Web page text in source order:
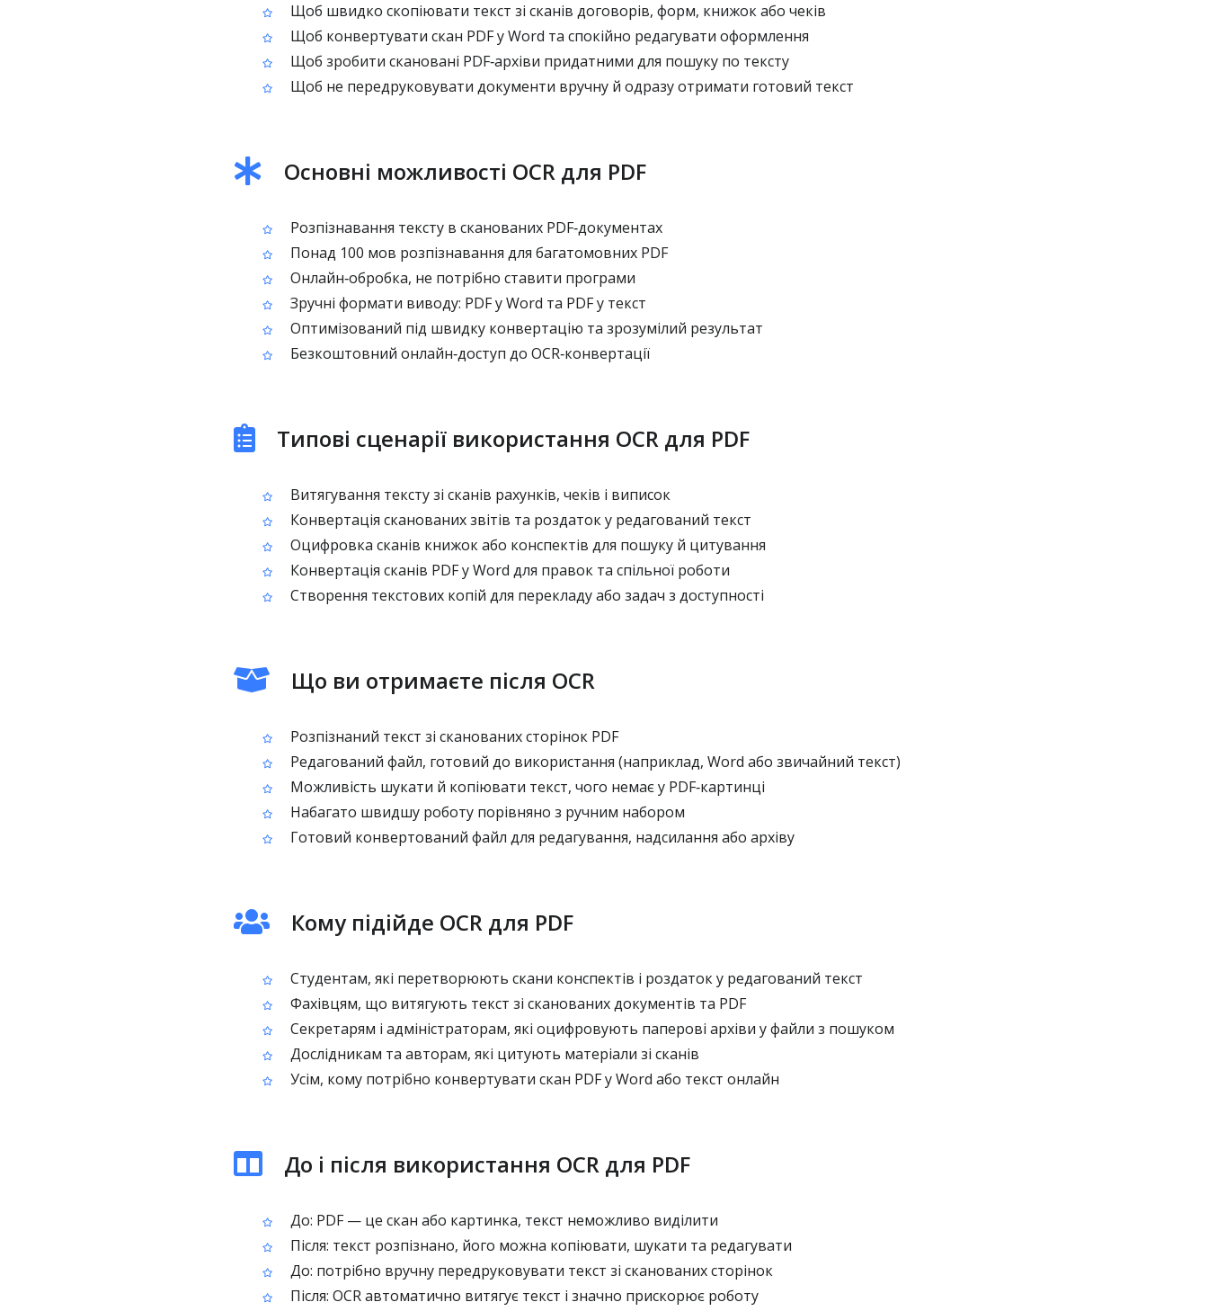
Щоб швидко скопіювати текст зі сканів договорів, форм, книжок або чеків
Щоб конвертувати скан PDF у Word та спокійно редагувати оформлення
Щоб зробити скановані PDF‑архіви придатними для пошуку по тексту
Щоб не передруковувати документи вручну й одразу отримати готовий текст
Основні можливості OCR для PDF
Розпізнавання тексту в сканованих PDF‑документах
Понад 100 мов розпізнавання для багатомовних PDF
Онлайн‑обробка, не потрібно ставити програми
Зручні формати виводу: PDF у Word та PDF у текст
Оптимізований під швидку конвертацію та зрозумілий результат
Безкоштовний онлайн‑доступ до OCR‑конвертації
Типові сценарії використання OCR для PDF
Витягування тексту зі сканів рахунків, чеків і виписок
Конвертація сканованих звітів та роздаток у редагований текст
Оцифровка сканів книжок або конспектів для пошуку й цитування
Конвертація сканів PDF у Word для правок та спільної роботи
Створення текстових копій для перекладу або задач з доступності
Що ви отримаєте після OCR
Розпізнаний текст зі сканованих сторінок PDF
Редагований файл, готовий до використання (наприклад, Word або звичайний текст)
Можливість шукати й копіювати текст, чого немає у PDF‑картинці
Набагато швидшу роботу порівняно з ручним набором
Готовий конвертований файл для редагування, надсилання або архіву
Кому підійде OCR для PDF
Студентам, які перетворюють скани конспектів і роздаток у редагований текст
Фахівцям, що витягують текст зі сканованих документів та PDF
Секретарям і адміністраторам, які оцифровують паперові архіви у файли з пошуком
Дослідникам та авторам, які цитують матеріали зі сканів
Усім, кому потрібно конвертувати скан PDF у Word або текст онлайн
До і після використання OCR для PDF
До: PDF — це скан або картинка, текст неможливо виділити
Після: текст розпізнано, його можна копіювати, шукати та редагувати
До: потрібно вручну передруковувати текст зі сканованих сторінок
Після: OCR автоматично витягує текст і значно прискорює роботу